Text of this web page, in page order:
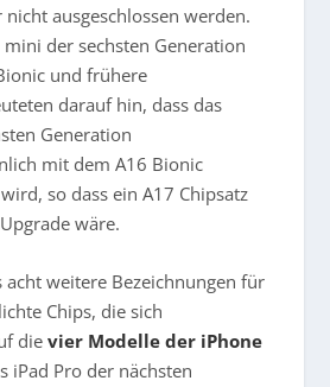
ausgeschlossen werden.
mini der sechsten Generation
und frühere
darauf hin, dass das
Generation
mit dem A16 Bionic
so dass ein A17 Chipsatz
wäre.
acht weitere Bezeichnungen für
Chips, die sich
dievier Modelle der iPhone
iPad Pro der nächsten